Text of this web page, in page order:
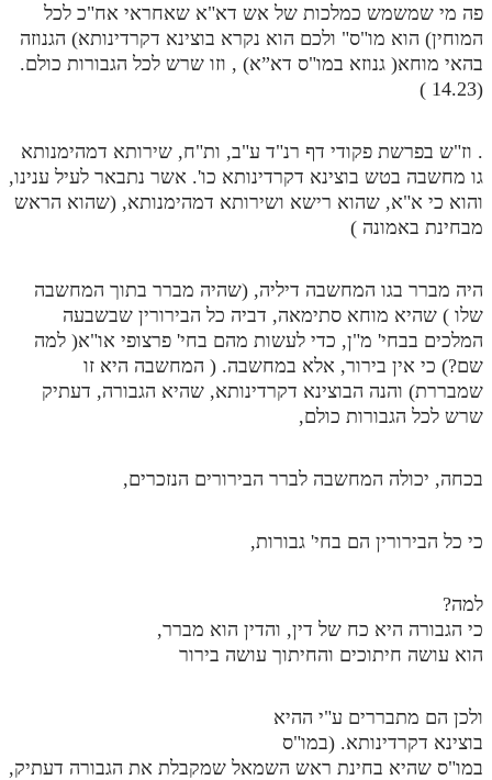
פה מי שמשמש כמלכות של אש דא"א שאחראי אח"כ לכל
המוחין) הוא מו"ס" ולכם הוא נקרא בוצינא דקרדינותא) הגנוזה
בהאי מוחא( גנוזא במו"ס דא”א) , וזו שרש לכל הגבורות כולם.
(14.23 )
. וז"ש בפרשת פקודי דף רנ"ד ע"ב, ות"ח, שירותא דמהימנותא
גו מחשבה בטש בוצינא דקרדינותא כו'. אשר נתבאר לעיל ענינו,
והוא כי א"א, שהוא רישא ושירותא דמהימנותא, (שהוא הראש
מבחינת באמונה )
היה מברר בגו המחשבה דיליה, (שהיה מברר בתוך המחשבה
שלו ) שהיא מוחא סתימאה, דביה כל הבירורין שבשבעה
המלכים בבחי' מ"ן, כדי לעשות מהם בחי' פרצופי או"א( למה
שם?) כי אין בירור, אלא במחשבה. ( המחשבה היא זו
שמבררת) והנה הבוצינא דקרדינותא, שהיא הגבורה, דעתיק
שרש לכל הגבורות כולם,
בכחה, יכולה המחשבה לברר הבירורים הנזכרים,
כי כל הבירורין הם בחי' גבורות,
למה?
כי הגבורה היא כח של דין, והדין הוא מברר,
הוא עושה חיתוכים והחיתוך עושה בירור
ולכן הם מתבררים ע"י ההיא
בוצינא דקרדינותא. (במו"ס
במו"ס שהיא בחינת ראש השמאל שמקבלת את הגבורה דעתיק,